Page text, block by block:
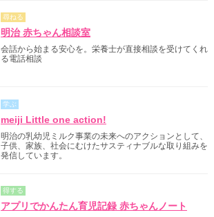
尋ねる
明治 赤ちゃん相談室
会話から始まる安心を。栄養士が直接相談を受けてくれ
る電話相談
学ぶ
meiji Little one action!
明治の乳幼児ミルク事業の未来へのアクションとして、
子供、家族、社会にむけたサスティナブルな取り組みを
発信しています。
得する
アプリでかんたん育児記録 赤ちゃんノート